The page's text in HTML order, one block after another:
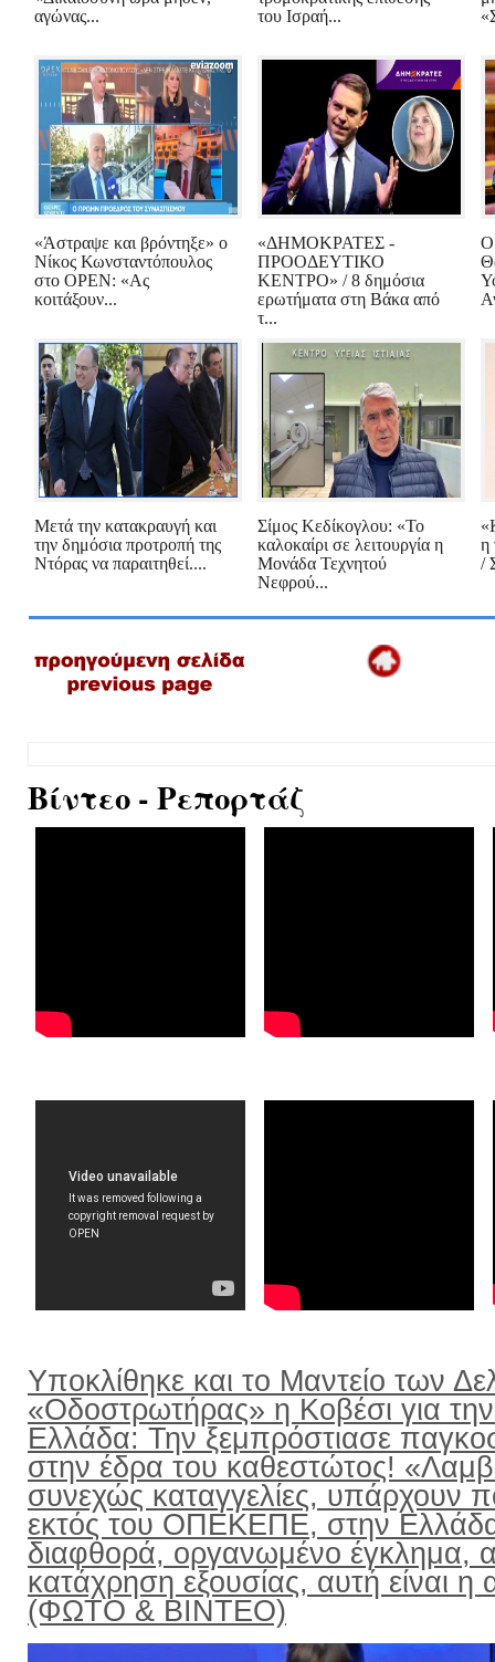
αγώνας...
του Ισραή...
«Άστραψε και βρόντηξε» ο
Νίκος Κωνσταντόπουλος
στο OPEN: «Ας
κοιτάξουν...
«ΔΗΜΟΚΡΑΤΕΣ -
ΠΡΟΟΔΕΥΤΙΚΟ
ΚΕΝΤΡΟ» / 8 δημόσια
ερωτήματα στη Βάκα από
τ...
Ο
Μετά την κατακραυγή και
την δημόσια προτροπή της
Ντόρας να παραιτηθεί....
Σίμος Κεδίκογλου: «Το
καλοκαίρι σε λειτουργία η
Μονάδα Τεχνητού
Νεφρού...
η
/
Βίντεο - Ρεπορτάζ
Υποκλίθηκε και το Μαντείο των
«Οδοστρωτήρας» η Κοβέσι για
Ελλάδα: Την ξεμπρόστιασε
στην έδρα του καθεστώτος!
συνεχώς καταγγελίες, υπάρχουν
εκτός του ΟΠΕΚΕΠΕ, στην
διαφθορά, οργανωμένο έγκλημα,
κατάχρηση εξουσίας, αυτή είναι η
(ΦΩΤΟ & ΒΙΝΤΕΟ)